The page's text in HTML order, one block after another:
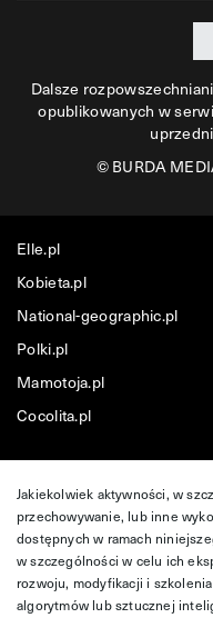
Dalsze
opublikowanych w
©BURDA
Elle.pl
Kobieta.pl
National-geographic.pl
Polki.pl
Mamotoja.pl
Cocolita.pl
Jakiekolwiek aktywności, w
przechowywanie, lub inne
dostępnych w ramach
w szczególności w celu ich
rozwoju, modyfikacji i
algorytmów lub sztucznej